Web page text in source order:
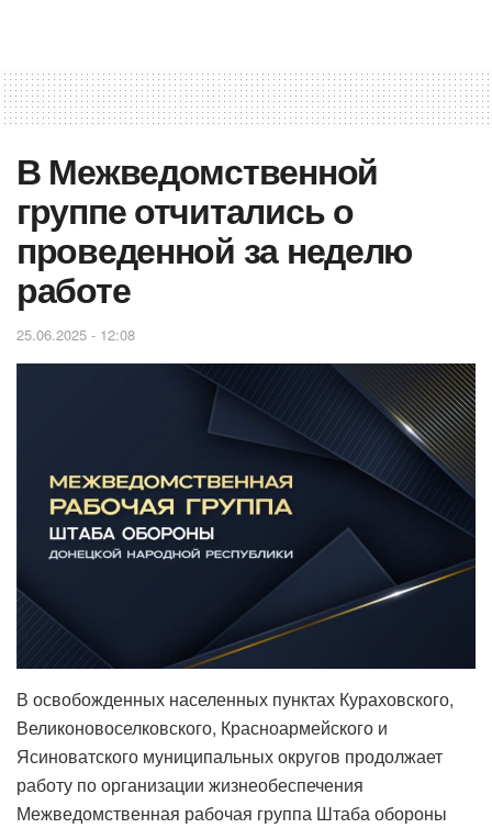
В Межведомственной
группе отчитались о
проведенной за неделю
работе
25.06.2025 - 12:08
В освобожденных населенных пунктах Кураховского,
Великоновоселковского, Красноармейского и
Ясиноватского муниципальных округов продолжает
работу по организации жизнеобеспечения
Межведомственная рабочая группа Штаба обороны